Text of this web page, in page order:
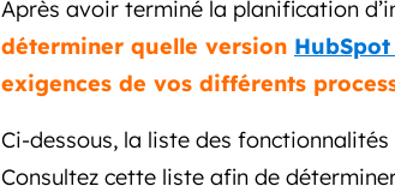
Après avoir terminé la planification
déterminer quelle version
exigences de vos différents
Ci-dessous, la liste des
Consultez cette liste afin de